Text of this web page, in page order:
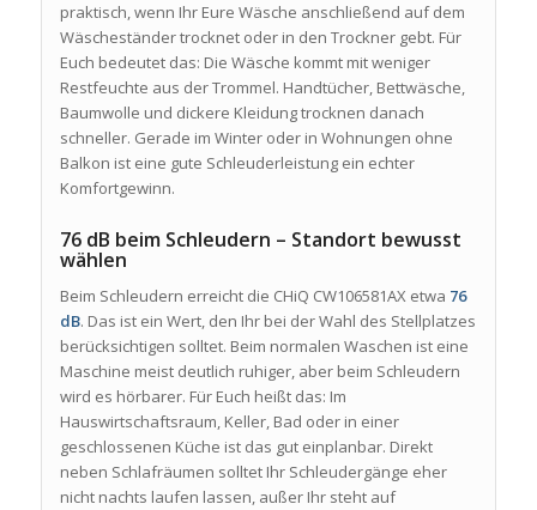
praktisch, wenn Ihr Eure Wäsche anschließend auf dem
Wäscheständer trocknet oder in den Trockner gebt. Für
Euch bedeutet das: Die Wäsche kommt mit weniger
Restfeuchte aus der Trommel. Handtücher, Bettwäsche,
Baumwolle und dickere Kleidung trocknen danach
schneller. Gerade im Winter oder in Wohnungen ohne
Balkon ist eine gute Schleuderleistung ein echter
Komfortgewinn.
76 dB beim Schleudern – Standort bewusst
wählen
Beim Schleudern erreicht die CHiQ CW106581AX etwa 76
dB. Das ist ein Wert, den Ihr bei der Wahl des Stellplatzes
berücksichtigen solltet. Beim normalen Waschen ist eine
Maschine meist deutlich ruhiger, aber beim Schleudern
wird es hörbarer. Für Euch heißt das: Im
Hauswirtschaftsraum, Keller, Bad oder in einer
geschlossenen Küche ist das gut einplanbar. Direkt
neben Schlafräumen solltet Ihr Schleudergänge eher
nicht nachts laufen lassen, außer Ihr steht auf